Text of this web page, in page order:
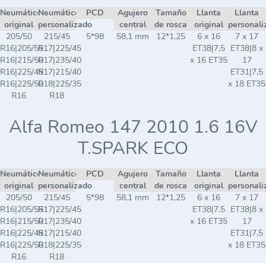
Neumático
original
Neumático
personalizado
PCD
Agujero
central
Tamaño
de rosca
Llanta
original
Llanta
205/50
R16|205/55
R16|215/50
R16|225/45
R16|225/50
R16
215/45
R17|225/45
R17|235/40
R17|215/40
R18|225/35
R18
5*98 58,1 mm 12*1,25
6 x 16
ET38|7,5
x 16 ET35
7 x 17
ET38|8 x
17
ET31|7,5
x 18 ET35
Alfa Romeo 147 2010 1.6 16V
T.SPARK ECO
Neumático
original
Neumático
personalizado
PCD
Agujero
central
Tamaño
de rosca
Llanta
original
Llanta
205/50
R16|205/55
R16|215/50
R16|225/45
R16|225/50
R16
215/45
R17|225/45
R17|235/40
R17|215/40
R18|225/35
R18
5*98 58,1 mm 12*1,25
6 x 16
ET38|7,5
x 16 ET35
7 x 17
ET38|8 x
17
ET31|7,5
x 18 ET35